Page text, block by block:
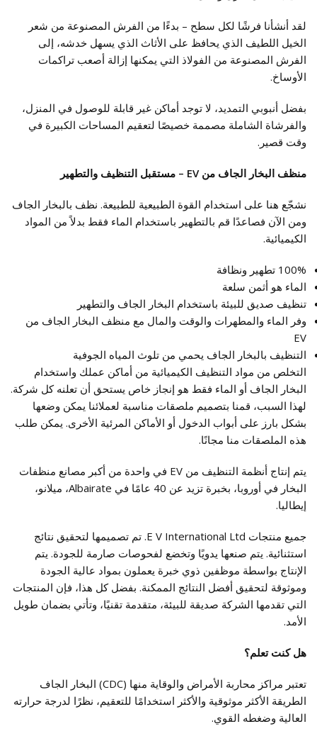
لقد أنشأنا فرشًا لكل سطح – بدءًا من الفرش المصنوعة من شعر
الخيل اللطيف الذي يحافظ على الأثاث الذي يسهل خدشه، إلى
الفرش المصنوعة من الفولاذ التي يمكنها إزالة أصعب تراكمات
الأوساخ.
بفضل أنبوبي التمديد، لا توجد أماكن غير قابلة للوصول في المنزل،
والفرشاة الشاملة مصممة خصيصًا لتعقيم المساحات الكبيرة في
وقت قصير.
منظف البخار الجاف من EV – مستقبل التنظيف والتطهير
نشجّع هنا على استخدام القوة الطبيعية للطبيعة. نظف بالبخار الجاف
ومن الآن فصاعدًا قم بالتطهير باستخدام الماء فقط بدلاً من المواد
الكيميائية.
100% تطهير ونظافة
الماء هو أثمن سلعة
تنظيف صديق للبيئة باستخدام البخار الجاف والتطهير
وفر الماء والمطهرات والوقت والمال مع منظف البخار الجاف من
EV
التنظيف بالبخار الجاف يحمي من تلوث المياه الجوفية
التخلص من مواد التنظيف الكيميائية من أماكن عملك واستخدام
البخار الجاف أو الماء فقط هو إنجاز خاص يستحق أن تعلنه كل شركة.
لهذا السبب، قمنا بتصميم ملصقات مناسبة لعملائنا يمكن وضعها
بشكل بارز على أبواب الدخول أو الأماكن المرئية الأخرى. يمكن طلب
هذه الملصقات منا مجانًا.
يتم إنتاج أنظمة التنظيف من EV في واحدة من أكبر مصانع منظفات
البخار في أوروبا، بخبرة تزيد عن 40 عامًا في Albairate، ميلانو،
إيطاليا.
جميع منتجات E V International Ltd. تم تصميمها لتحقيق نتائج
استثنائية. يتم صنعها يدويًا وتخضع لفحوصات صارمة للجودة. يتم
الإنتاج بواسطة موظفين ذوي خبرة يعملون بمواد عالية الجودة
وموثوقة لتحقيق أفضل النتائج الممكنة. بفضل كل هذا، فإن المنتجات
التي تقدمها الشركة صديقة للبيئة، متقدمة تقنيًا، وتأتي بضمان طويل
الأمد.
هل كنت تعلم؟
تعتبر مراكز محاربة الأمراض والوقاية منها (CDC) البخار الجاف
الطريقة الأكثر موثوقية والأكثر استخدامًا للتعقيم، نظرًا لدرجة حرارته
العالية وضغطه القوي.